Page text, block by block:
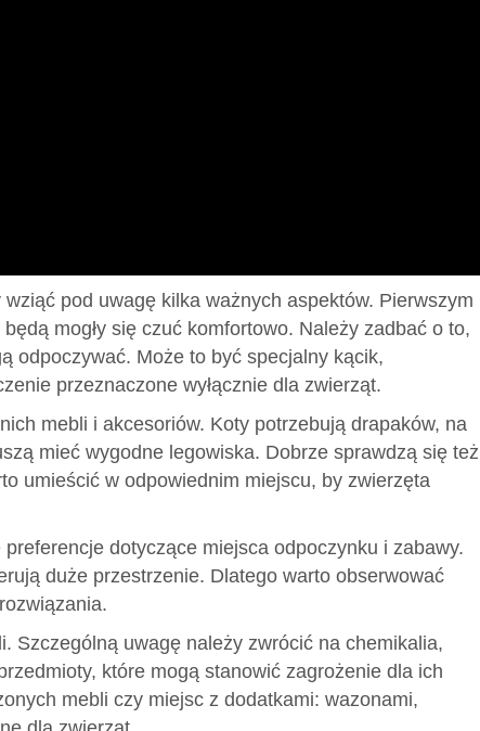
pod uwagę kilka ważnych aspektów. Pierwszym
mogły się czuć komfortowo. Należy zadbać o to,
odpoczywać. Może to być specjalny kącik,
przeznaczone wyłącznie dla zwierząt.
mebli i akcesoriów. Koty potrzebują drapaków, na
mieć wygodne legowiska. Dobrze sprawdzą się też
umieścić w odpowiednim miejscu, by zwierzęta
dotyczące miejsca odpoczynku i zabawy.
duże przestrzenie. Dlatego warto obserwować
Szczególną uwagę należy zwrócić na chemikalia,
które mogą stanowić zagrożenie dla ich
mebli czy miejsc z dodatkami: wazonami,